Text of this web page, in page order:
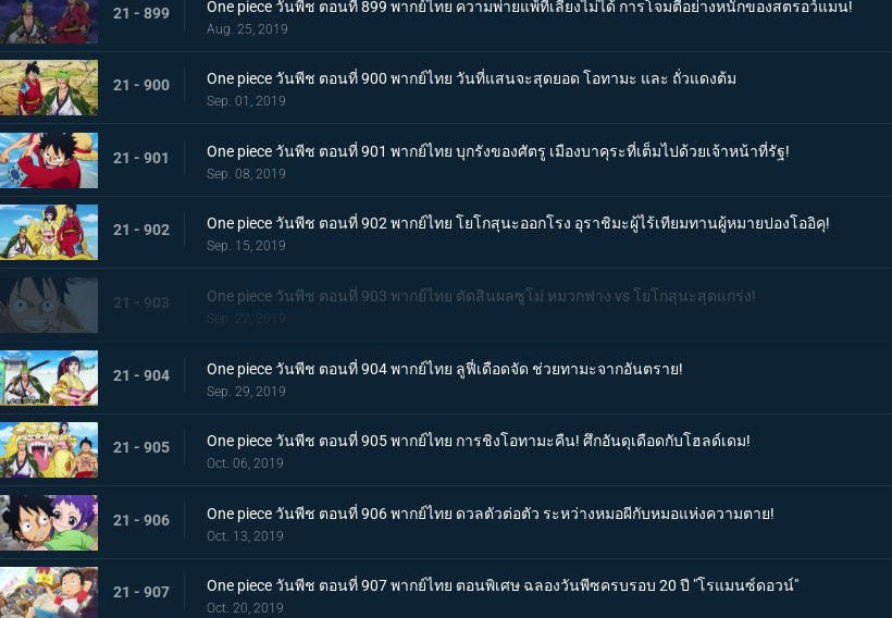
21 - 899 One piece วันพีช ตอนที่ 899 พากย์ไทย ความพ่ายแพ้ที่เลี่ยงไม่ได้ การโจมตีอย่างหนักของสตรอว์แมน!
Aug. 25, 2019
21 - 900 One piece วันพีช ตอนที่ 900 พากย์ไทย วันที่แสนจะสุดยอด โอทามะ และ ถั่วแดงต้ม
Sep. 01, 2019
21 - 901 One piece วันพีช ตอนที่ 901 พากย์ไทย บุกรังของศัตรู เมืองบาคุระที่เต็มไปด้วยเจ้าหน้าที่รัฐ!
Sep. 08, 2019
21 - 902 One piece วันพีช ตอนที่ 902 พากย์ไทย โยโกสุนะออกโรง อุราชิมะผู้ไร้เทียมทานผู้หมายปองโออิคุ!
Sep. 15, 2019
21 - 903 One piece วันพีช ตอนที่ 903 พากย์ไทย ตัดสินผลซูโม่ หมวกฟาง vs โยโกสุนะสุดแกร่ง!
Sep. 22, 2019
21 - 904 One piece วันพีช ตอนที่ 904 พากย์ไทย ลูฟี่เดือดจัด ช่วยทามะจากอันตราย!
Sep. 29, 2019
21 - 905 One piece วันพีช ตอนที่ 905 พากย์ไทย การชิงโอทามะคืน! ศึกอันดุเดือดกับโฮลด์เดม!
Oct. 06, 2019
21 - 906 One piece วันพีช ตอนที่ 906 พากย์ไทย ดวลตัวต่อตัว ระหว่างหมอผีกับหมอแห่งความตาย!
Oct. 13, 2019
21 - 907 One piece วันพีช ตอนที่ 907 พากย์ไทย ตอนพิเศษ ฉลองวันพีซครบรอบ 20 ปี "โรแมนซ์ดอวน์"
Oct. 20, 2019